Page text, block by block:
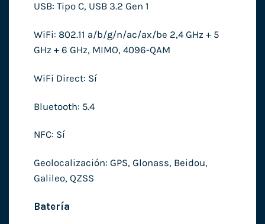
USB: Tipo C, USB 3.2 Gen 1
WiFi: 802.11 a/b/g/n/ac/ax/be 2,4 GHz + 5
GHz + 6 GHz, MIMO, 4096-QAM
WiFi Direct: Sí
Bluetooth: 5.4
NFC: Sí
Geolocalización: GPS, Glonass, Beidou,
Galileo, QZSS
Batería